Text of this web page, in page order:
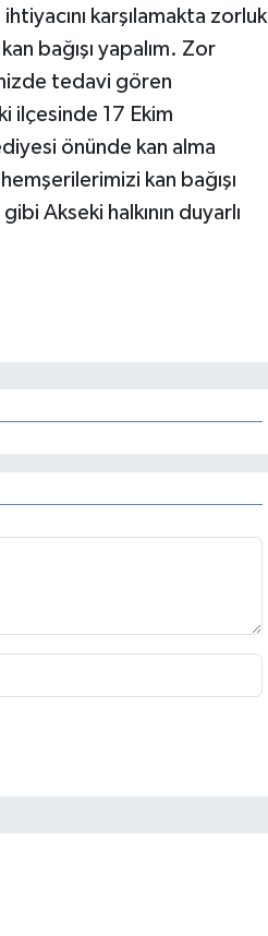
karşılamakta zorluk
bağışı yapalım. Zor
tedavi gören
ilçesinde 17 Ekim
önünde kan alma
kan bağışı
Akseki halkının duyarlı